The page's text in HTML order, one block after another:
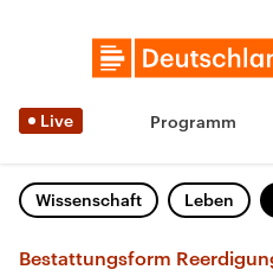
Live Programm
Wissenschaft Leben
Bestattungsform